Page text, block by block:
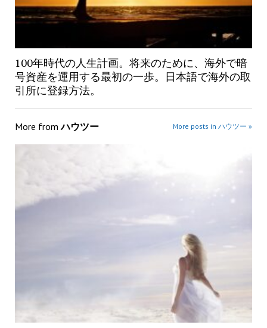
100年時代の人生計画。将来のために、海外で暗
号資産を運用する最初の一歩。日本語で海外の取
引所に登録方法。
More fromハウツー More posts in ハウツー »